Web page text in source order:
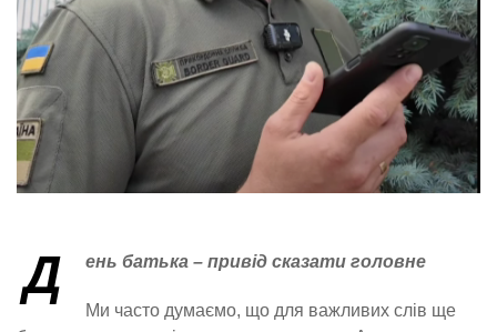
Д ень батька – привід сказати головне
Ми часто думаємо, що для важливих слів ще